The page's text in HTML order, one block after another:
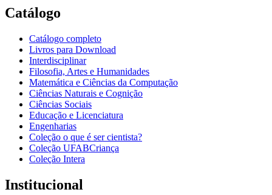
Catálogo
Catálogo completo
Livros para Download
Interdisciplinar
Filosofia, Artes e Humanidades
Matemática e Ciências da Computação
Ciências Naturais e Cognição
Ciências Sociais
Educação e Licenciatura
Engenharias
Coleção o que é ser cientista?
Coleção UFABCriança
Coleção Intera
Institucional